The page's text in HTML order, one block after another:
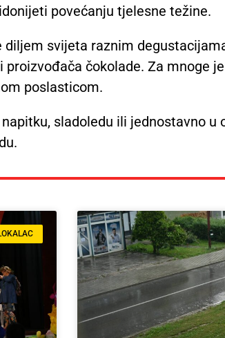
povećanju tjelesne težine.
diljem svijeta raznim
čokolade. Za mnoge
poslasticom.
sladoledu ili jednostavno u